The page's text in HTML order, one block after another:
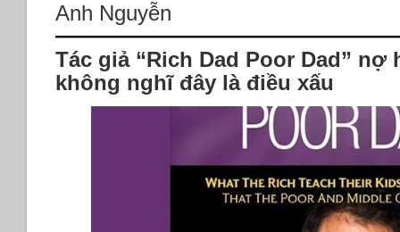
Anh Nguyễn
Tác giả “Rich Dad Poor Dad”
không nghĩ đây là điều xấu